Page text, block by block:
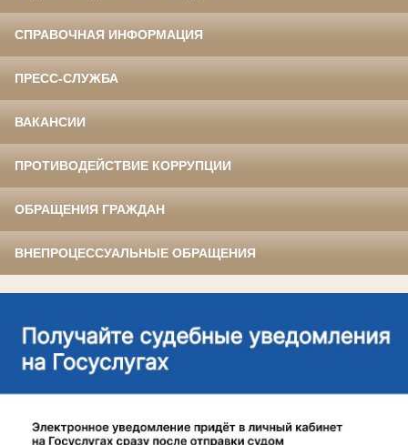
СПРАВОЧНАЯ ИНФОРМАЦИЯ
ПРЕСС-СЛУЖБА
ВАКАНСИИ
ПРОТИВОДЕЙСТВИЕ КОРРУПЦИИ
ОБРАЩЕНИЯ ГРАЖДАН
ВНЕПРОЦЕССУАЛЬНЫЕ ОБРАЩЕНИЯ